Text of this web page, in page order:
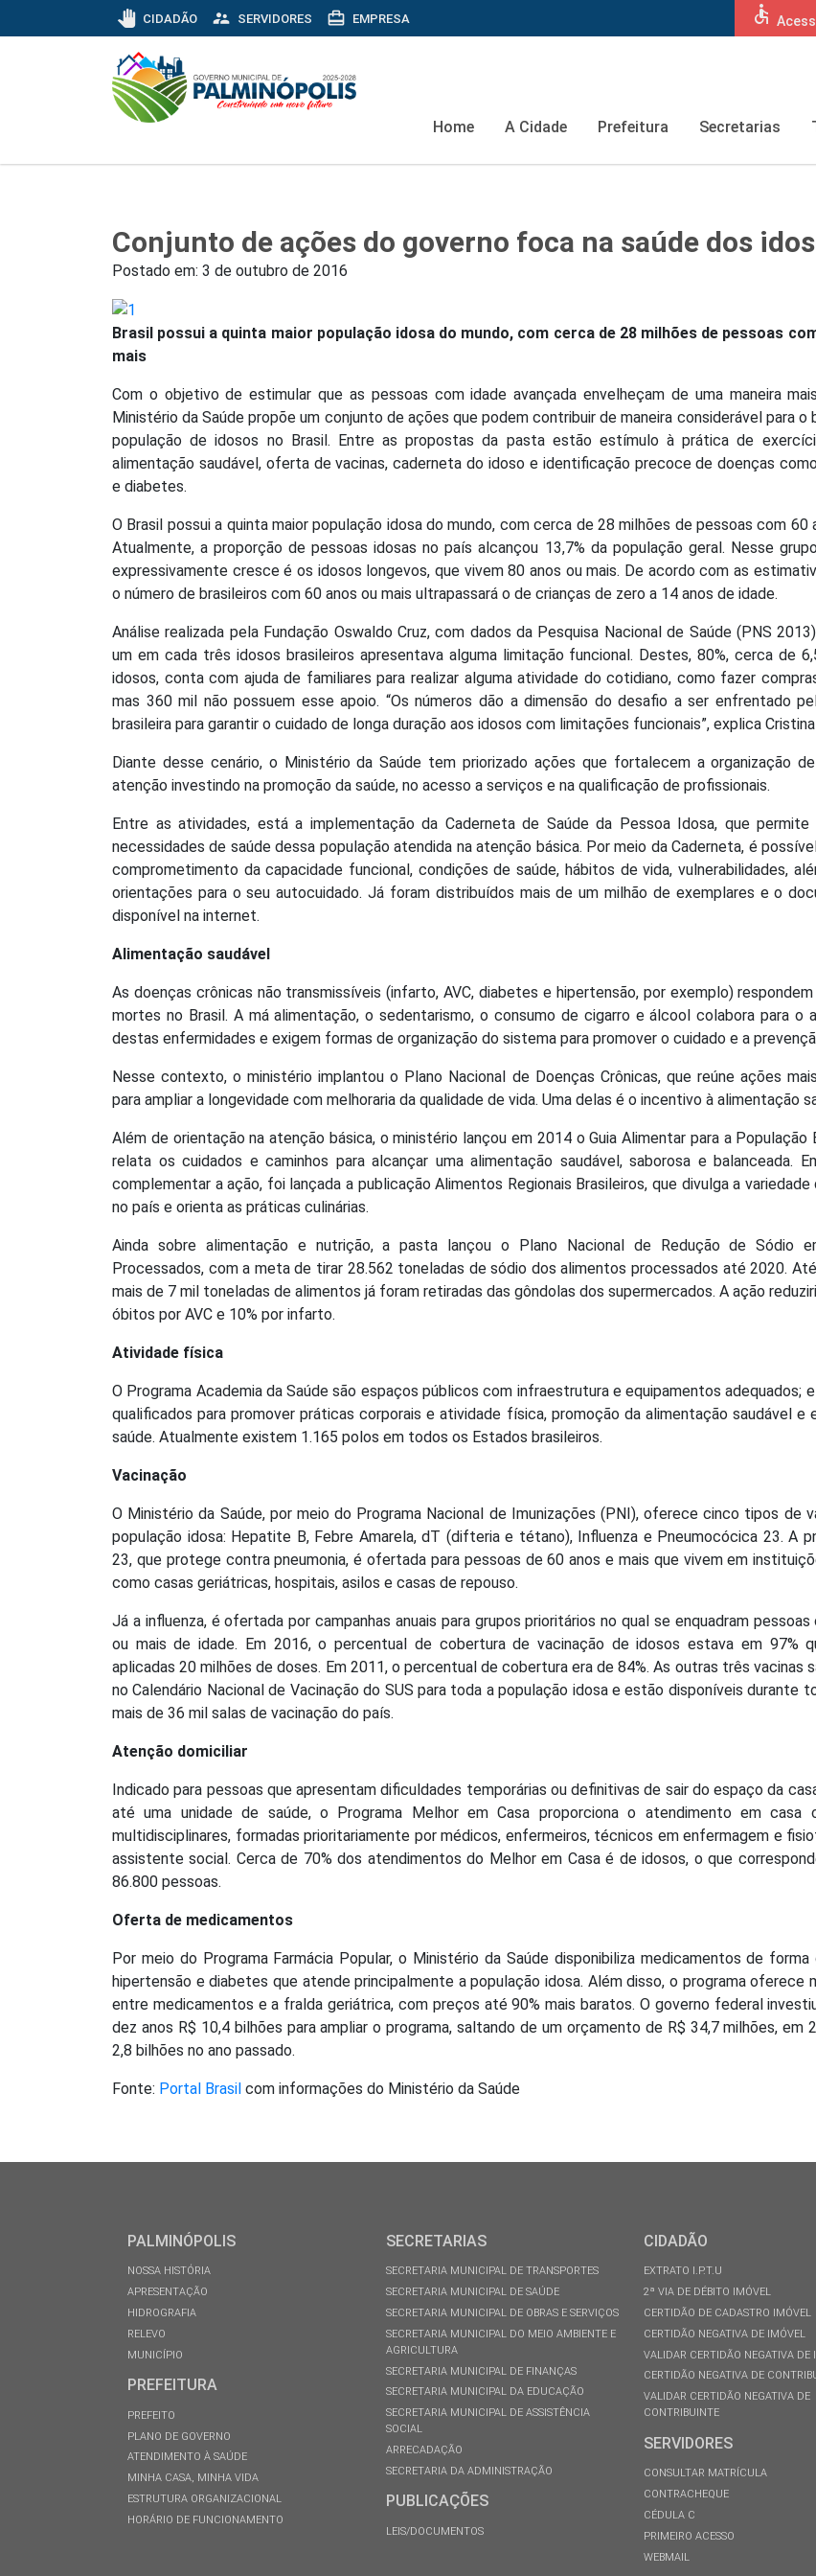
pan_tool CIDADÃO supervisor_account SERVIDORES card_travel EMPRESA accessible
Home A Cidade Prefeitura Secretarias
Conjunto de ações do governo foca na saúde dos
Postado em: 3 de outubro de 2016
Brasil possui a quinta maior população idosa do mundo, com cerca de 28 milhões de pessoas
mais
Com o objetivo de estimular que as pessoas com idade avançada envelheçam de uma maneira
Ministério da Saúde propõe um conjunto de ações que podem contribuir de maneira considerável para o
população de idosos no Brasil. Entre as propostas da pasta estão estímulo à prática de
alimentação saudável, oferta de vacinas, caderneta do idoso e identificação precoce de doenças
e diabetes.
O Brasil possui a quinta maior população idosa do mundo, com cerca de 28 milhões de pessoas com 60
Atualmente, a proporção de pessoas idosas no país alcançou 13,7% da população geral. Nesse
expressivamente cresce é os idosos longevos, que vivem 80 anos ou mais. De acordo com as
o número de brasileiros com 60 anos ou mais ultrapassará o de crianças de zero a 14 anos de idade.
Análise realizada pela Fundação Oswaldo Cruz, com dados da Pesquisa Nacional de Saúde (PNS
um em cada três idosos brasileiros apresentava alguma limitação funcional. Destes, 80%, cerca de
idosos, conta com ajuda de familiares para realizar alguma atividade do cotidiano, como fazer
mas 360 mil não possuem esse apoio. “Os números dão a dimensão do desafio a ser enfrentado
brasileira para garantir o cuidado de longa duração aos idosos com limitações funcionais”, explica
Diante desse cenário, o Ministério da Saúde tem priorizado ações que fortalecem a organização
atenção investindo na promoção da saúde, no acesso a serviços e na qualificação de profissionais.
Entre as atividades, está a implementação da Caderneta de Saúde da Pessoa Idosa, que permite
necessidades de saúde dessa população atendida na atenção básica. Por meio da Caderneta, é
comprometimento da capacidade funcional, condições de saúde, hábitos de vida, vulnerabilidades,
orientações para o seu autocuidado. Já foram distribuídos mais de um milhão de exemplares e o
disponível na internet.
Alimentação saudável
As doenças crônicas não transmissíveis (infarto, AVC, diabetes e hipertensão, por exemplo)
mortes no Brasil. A má alimentação, o sedentarismo, o consumo de cigarro e álcool colabora para o
destas enfermidades e exigem formas de organização do sistema para promover o cuidado e a
Nesse contexto, o ministério implantou o Plano Nacional de Doenças Crônicas, que reúne ações
para ampliar a longevidade com melhoraria da qualidade de vida. Uma delas é o incentivo à alimentação
Além de orientação na atenção básica, o ministério lançou em 2014 o Guia Alimentar para a População
relata os cuidados e caminhos para alcançar uma alimentação saudável, saborosa e balanceada.
complementar a ação, foi lançada a publicação Alimentos Regionais Brasileiros, que divulga a
no país e orienta as práticas culinárias.
Ainda sobre alimentação e nutrição, a pasta lançou o Plano Nacional de Redução de Sódio
Processados, com a meta de tirar 28.562 toneladas de sódio dos alimentos processados até 2020.
mais de 7 mil toneladas de alimentos já foram retiradas das gôndolas dos supermercados. A ação
óbitos por AVC e 10% por infarto.
Atividade física
O Programa Academia da Saúde são espaços públicos com infraestrutura e equipamentos adequados;
qualificados para promover práticas corporais e atividade física, promoção da alimentação saudável e
saúde. Atualmente existem 1.165 polos em todos os Estados brasileiros.
Vacinação
O Ministério da Saúde, por meio do Programa Nacional de Imunizações (PNI), oferece cinco tipos de
população idosa: Hepatite B, Febre Amarela, dT (difteria e tétano), Influenza e Pneumocócica 23. A
23, que protege contra pneumonia, é ofertada para pessoas de 60 anos e mais que vivem em
como casas geriátricas, hospitais, asilos e casas de repouso.
Já a influenza, é ofertada por campanhas anuais para grupos prioritários no qual se enquadram pessoas
ou mais de idade. Em 2016, o percentual de cobertura de vacinação de idosos estava em 97%
aplicadas 20 milhões de doses. Em 2011, o percentual de cobertura era de 84%. As outras três vacinas
no Calendário Nacional de Vacinação do SUS para toda a população idosa e estão disponíveis durante
mais de 36 mil salas de vacinação do país.
Atenção domiciliar
Indicado para pessoas que apresentam dificuldades temporárias ou definitivas de sair do espaço da
até uma unidade de saúde, o Programa Melhor em Casa proporciona o atendimento em casa
multidisciplinares, formadas prioritariamente por médicos, enfermeiros, técnicos em enfermagem e
assistente social. Cerca de 70% dos atendimentos do Melhor em Casa é de idosos, o que
86.800 pessoas.
Oferta de medicamentos
Por meio do Programa Farmácia Popular, o Ministério da Saúde disponibiliza medicamentos de
hipertensão e diabetes que atende principalmente a população idosa. Além disso, o programa oferece
entre medicamentos e a fralda geriátrica, com preços até 90% mais baratos. O governo federal
dez anos R$ 10,4 bilhões para ampliar o programa, saltando de um orçamento de R$ 34,7 milhões, em
2,8 bilhões no ano passado.
Fonte: Portal Brasil com informações do Ministério da Saúde
PALMINÓPOLIS
NOSSA HISTÓRIA
APRESENTAÇÃO
HIDROGRAFIA
RELEVO
MUNICÍPIO
PREFEITURA
PREFEITO
PLANO DE GOVERNO
ATENDIMENTO À SAÚDE
MINHA CASA, MINHA VIDA
ESTRUTURA ORGANIZACIONAL
HORÁRIO DE FUNCIONAMENTO
SECRETARIAS
SECRETARIA MUNICIPAL DE TRANSPORTES
SECRETARIA MUNICIPAL DE SAÚDE
SECRETARIA MUNICIPAL DE OBRAS E SERVIÇOS
SECRETARIA MUNICIPAL DO MEIO AMBIENTE E
AGRICULTURA
SECRETARIA MUNICIPAL DE FINANÇAS
SECRETARIA MUNICIPAL DA EDUCAÇÃO
SECRETARIA MUNICIPAL DE ASSISTÊNCIA
SOCIAL
ARRECADAÇÃO
SECRETARIA DA ADMINISTRAÇÃO
PUBLICAÇÕES
LEIS/DOCUMENTOS
CIDADÃO
EXTRATO I.P.T.U
2ª VIA DE DÉBITO IMÓVEL
CERTIDÃO DE CADASTRO IMÓVEL
CERTIDÃO NEGATIVA DE IMÓVEL
VALIDAR CERTIDÃO NEGATIVA DE
CERTIDÃO NEGATIVA DE
VALIDAR CERTIDÃO NEGATIVA DE
CONTRIBUINTE
SERVIDORES
CONSULTAR MATRÍCULA
CONTRACHEQUE
CÉDULA C
PRIMEIRO ACESSO
WEBMAIL